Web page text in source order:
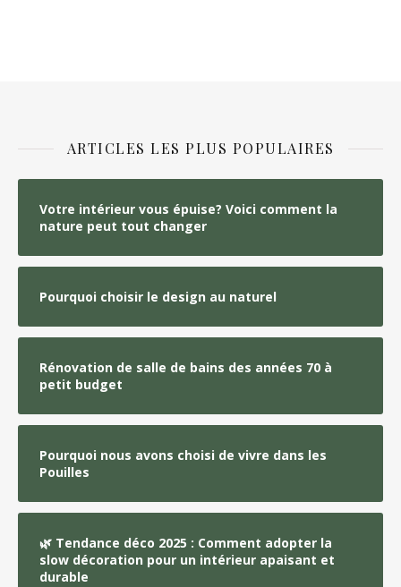
ARTICLES LES PLUS POPULAIRES
Votre intérieur vous épuise? Voici comment la
nature peut tout changer
Pourquoi choisir le design au naturel
Rénovation de salle de bains des années 70 à
petit budget
Pourquoi nous avons choisi de vivre dans les
Pouilles
🌿 Tendance déco 2025 : Comment adopter la
slow décoration pour un intérieur apaisant et
durable